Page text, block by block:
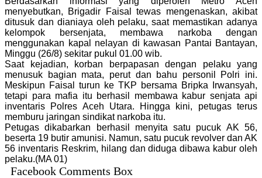
menyebutkan, Brigadir Faisal tewas mengenaskan, akibat
ditusuk dan dianiaya oleh pelaku, saat memastikan adanya
kelompok bersenjata, membawa narkoba dengan
menggunakan kapal nelayan di kawasan Pantai Bantayan,
Minggu (26/8) sekitar pukul 01.00 wib.
Saat kejadian, korban berpapasan dengan pelaku yang
menusuk bagian mata, perut dan bahu personil Polri ini.
Meskipun Faisal turun ke TKP bersama Bripka Irwansyah,
tetapi para mafia itu berhasil membawa kabur senjata api
inventaris Polres Aceh Utara. Hingga kini, petugas terus
memburu jaringan sindikat narkoba itu.
Petugas dikabarkan berhasil menyita satu pucuk AK 56,
beserta 19 butir amunisi. Namun, satu pucuk revolver dan AK
56 inventaris Reskrim, hilang dan diduga dibawa kabur oleh
pelaku.(MA 01)
Facebook Comments Box